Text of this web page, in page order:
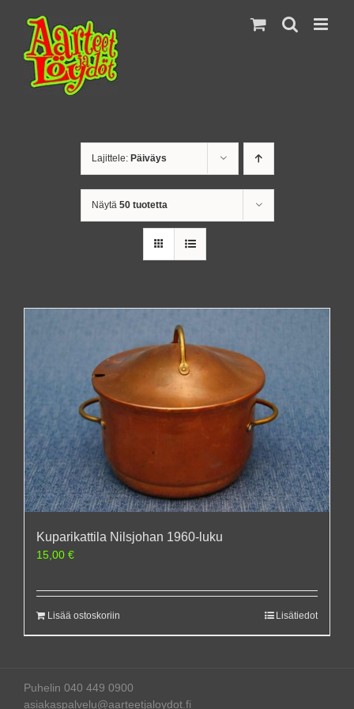
content
Lajittele: Päiväys
Näytä 50 tuotetta
Kuparikattila Nilsjohan 1960-luku
15,00 €
Lisää ostoskoriin Lisätiedot
Puhelin 040 449 0900
asiakaspalvelu@aarteetjaloydot.fi